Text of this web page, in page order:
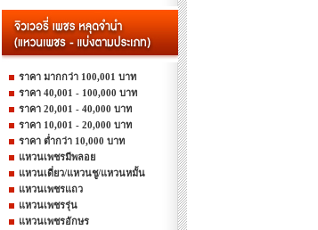
ราคา มากกว่า 100,001 บาท
ราคา 40,001 - 100,000 บาท
ราคา 20,001 - 40,000 บาท
ราคา 10,001 - 20,000 บาท
ราคา ต่ำกว่า 10,000 บาท
แหวนเพชรมีพลอย
แหวนเดี่ยว/แหวนชู/แหวนหมั้น
แหวนเพชรแถว
แหวนเพชรรุ่น
แหวนเพชรอักษร